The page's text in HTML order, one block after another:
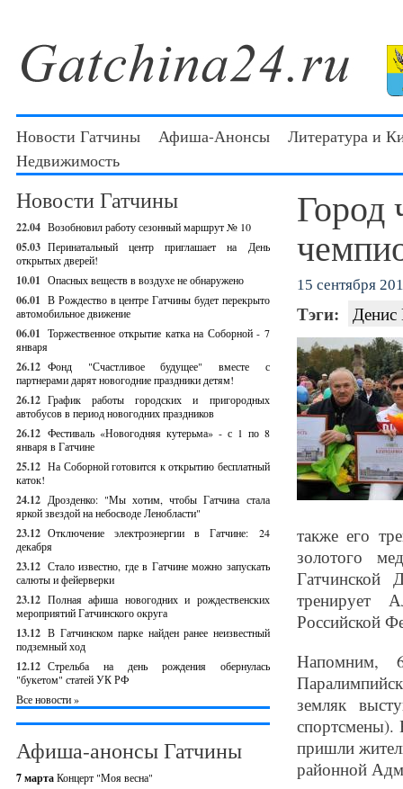
Новости Гатчины Афиша-Анонсы
Литература и
Недвижимость
Новости Гатчины
22.04 Возобновил работу сезонный маршрут № 10
05.03 Перинатальный центр приглашает на День
открытых дверей!
10.01 Опасных веществ в воздухе не обнаружено
06.01 В Рождество в центре Гатчины будет перекрыто
автомобильное движение
06.01 Торжественное открытие катка на Соборной - 7
января
26.12 Фонд "Счастливое будущее" вместе с
партнерами дарят новогодние праздники детям!
26.12 График работы городских и пригородных
автобусов в период новогодних праздников
26.12 Фестиваль «Новогодняя кутерьма» - с 1 по 8
января в Гатчине
25.12 На Соборной готовится к открытию бесплатный
каток!
24.12 Дрозденко: "Мы хотим, чтобы Гатчина стала
яркой звездой на небосводе Ленобласти"
23.12 Отключение электроэнергии в Гатчине: 24
декабря
23.12 Стало известно, где в Гатчине можно запускать
салюты и фейерверки
23.12 Полная афиша новогодних и рождественских
мероприятий Гатчинского округа
13.12 В Гатчинском парке найден ранее неизвестный
подземный ход
12.12 Стрельба на день рождения обернулась
"букетом" статей УК РФ
Все новости »
Афиша-анонсы Гатчины
7 мартаКонцерт "Моя весна"
Город
15 сентября
Тэги: Денис
также его
золотого
тренирует
Российской
Напомним,
земляк
спортсмены).
пришли
районной